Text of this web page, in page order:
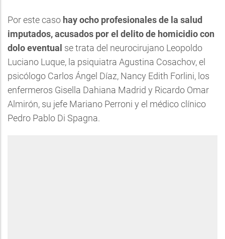
Por este caso hay ocho profesionales de la salud
imputados, acusados por el delito de homicidio con
dolo eventual se trata del neurocirujano Leopoldo
Luciano Luque, la psiquiatra Agustina Cosachov, el
psicólogo Carlos Ángel Díaz, Nancy Edith Forlini, los
enfermeros Gisella Dahiana Madrid y Ricardo Omar
Almirón, su jefe Mariano Perroni y el médico clínico
Pedro Pablo Di Spagna.